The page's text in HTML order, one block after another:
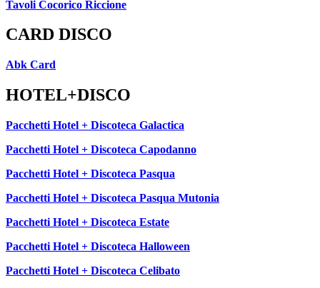
Tavoli Cocorico Riccione
CARD DISCO
Abk Card
HOTEL+DISCO
Pacchetti Hotel + Discoteca Galactica
Pacchetti Hotel + Discoteca Capodanno
Pacchetti Hotel + Discoteca Pasqua
Pacchetti Hotel + Discoteca Pasqua Mutonia
Pacchetti Hotel + Discoteca Estate
Pacchetti Hotel + Discoteca Halloween
Pacchetti Hotel + Discoteca Celibato